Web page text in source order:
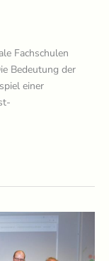
Fachschulen
Bedeutung der
einer